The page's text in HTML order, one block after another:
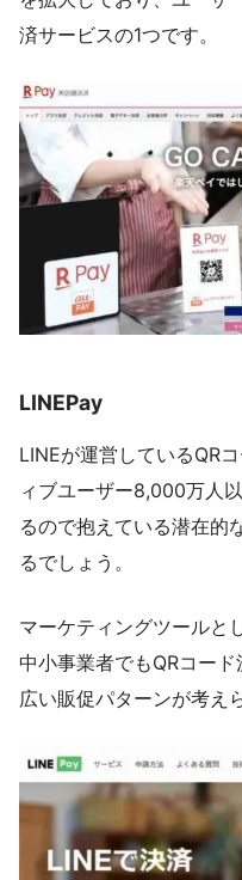
済サービスの1つです。
LINEPay
LINEが運営しているQR
ィブユーザー8,000万人
るので抱えている潜在的
るでしょう。
マーケティングツールと
中小事業者でもQRコー
広い販促パターンが考え